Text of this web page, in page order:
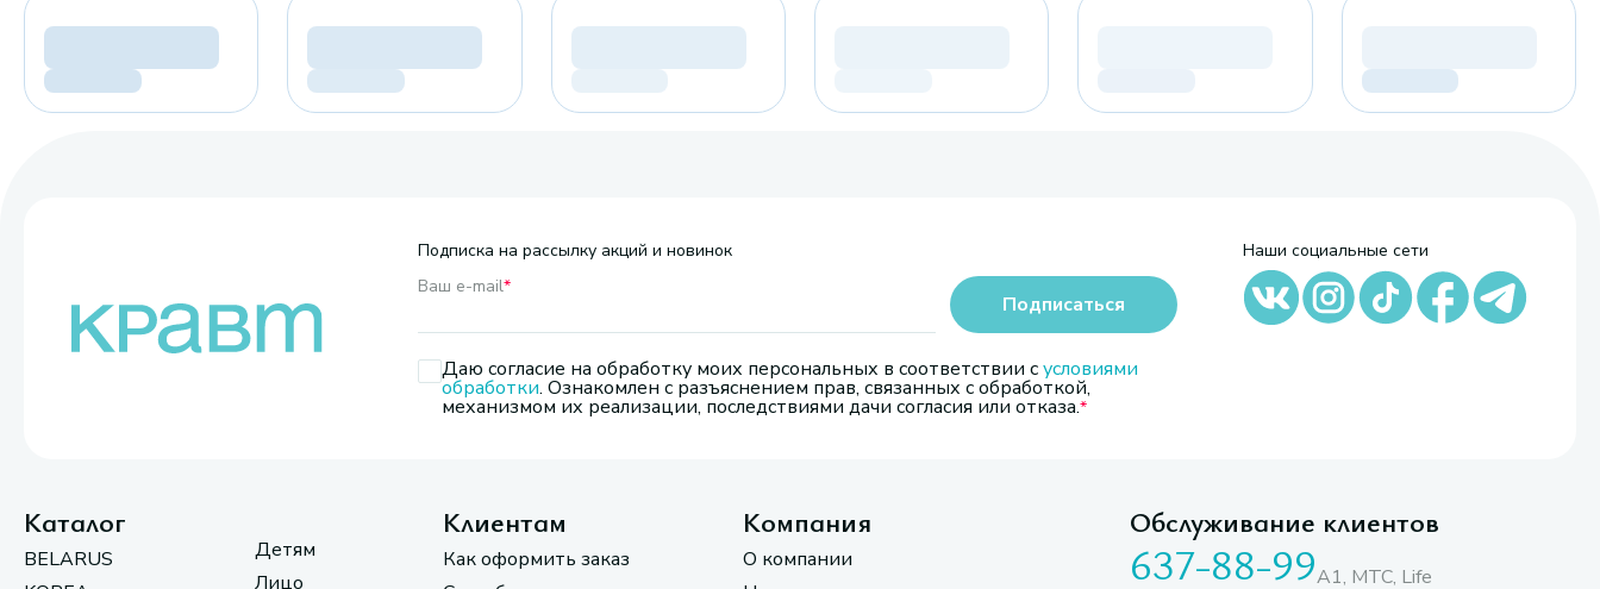
Подписка на рассылку акций и новинок
Ваш e-mail*
Даю согласие на обработку моих персональных в соответствии сусловиями
обработки. Ознакомлен с разъяснением прав, связанных с обработкой,
механизмом их реализации, последствиями дачи согласия или отказа.
Подписаться
Наши социальные сети
Каталог
BELARUS
Детям
Лицо
Клиентам
Как оформить заказ
Компания
О компании
Обслуживание клиентов
637-88-99A1, МТС, Life